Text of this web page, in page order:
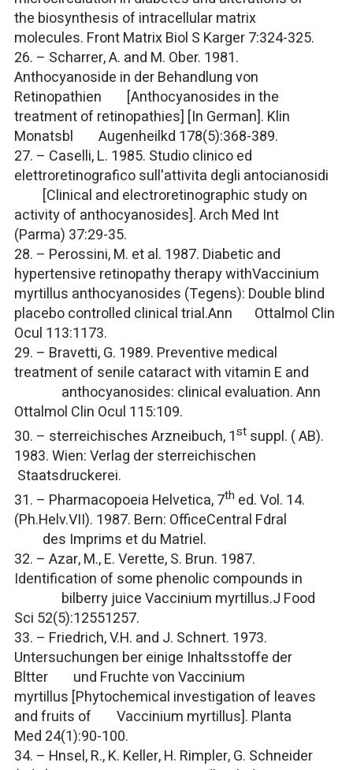
the biosynthesis of intracellular matrix
molecules. Front Matrix Biol S Karger7:324-325.
26. – Scharrer, A. and M. Ober. 1981.
Anthocyanoside in der Behandlung von
Retinopathien [Anthocyanosides in the
treatment of retinopathies] [In German]. Klin
Monatsbl Augenheilkd 178(5):368-389.
27. – Caselli, L. 1985. Studio clinico ed
elettroretinografico sull'attivita degli antocianosidi
[Clinical and electroretinographic study on
activity of anthocyanosides].Arch Med Int
(Parma) 37:29-35.
28. – Perossini, M. et al. 1987. Diabetic and
hypertensive retinopathy therapy withVaccinium
myrtillus anthocyanosides (Tegens): Double blind
placebo controlled clinical trial.Ann Ottalmol Clin
Ocul 113:1173.
29. – Bravetti, G. 1989. Preventive medical
treatment of senile cataract with vitamin E and
anthocyanosides: clinical evaluation.Ann
Ottalmol Clin Ocul 115:109.
30. – sterreichisches Arzneibuch,1stsuppl. ( AB).
1983. Wien: Verlag der sterreichischen
Staatsdruckerei.
31. – Pharmacopoeia Helvetica,7th ed. Vol. 14.
(Ph.Helv.VII). 1987. Bern: OfficeCentral Fdral
des Imprims et du Matriel.
32. – Azar, M., E. Verette, S. Brun. 1987.
Identification of some phenolic compounds in
bilberry juiceVaccinium myrtillus.J Food
Sci 52(5):12551257.
33. – Friedrich, V.H. and J. Schnert. 1973.
Untersuchungen ber einige Inhaltsstoffe der
Bltter und Fruchte vonVaccinium
myrtillus [Phytochemical investigation of leaves
and fruits of Vaccinium myrtillus]. Planta
Med 24(1):90-100.
34. – Hnsel, R., K. Keller, H. Rimpler, G. Schneider